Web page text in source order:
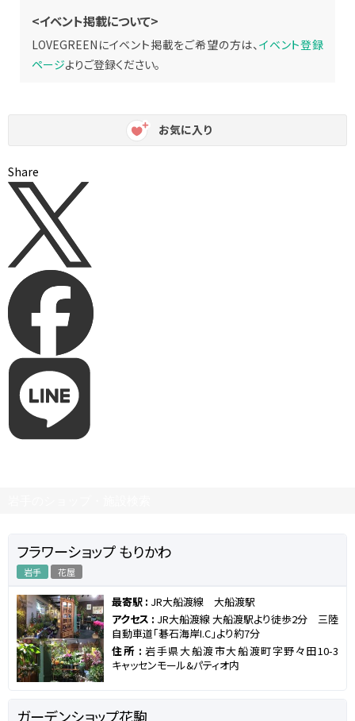
<イベント掲載について>
LOVEGREENにイベント掲載をご希望の方は、 イベント登録
ページよりご登録ください。
お気に入り
Share
フラワーショップ もりかわ
岩手 花屋
最寄駅 : JR大船渡線 大船渡駅
アクセス : JR大船渡線 大船渡駅より徒歩2分 三陸
自動車道「碁石海岸I.C」より約7分
住所 :岩手県大船渡市大船渡町字野々田10-3
キャッセンモール&パティオ内
ガーデンショップ花駒